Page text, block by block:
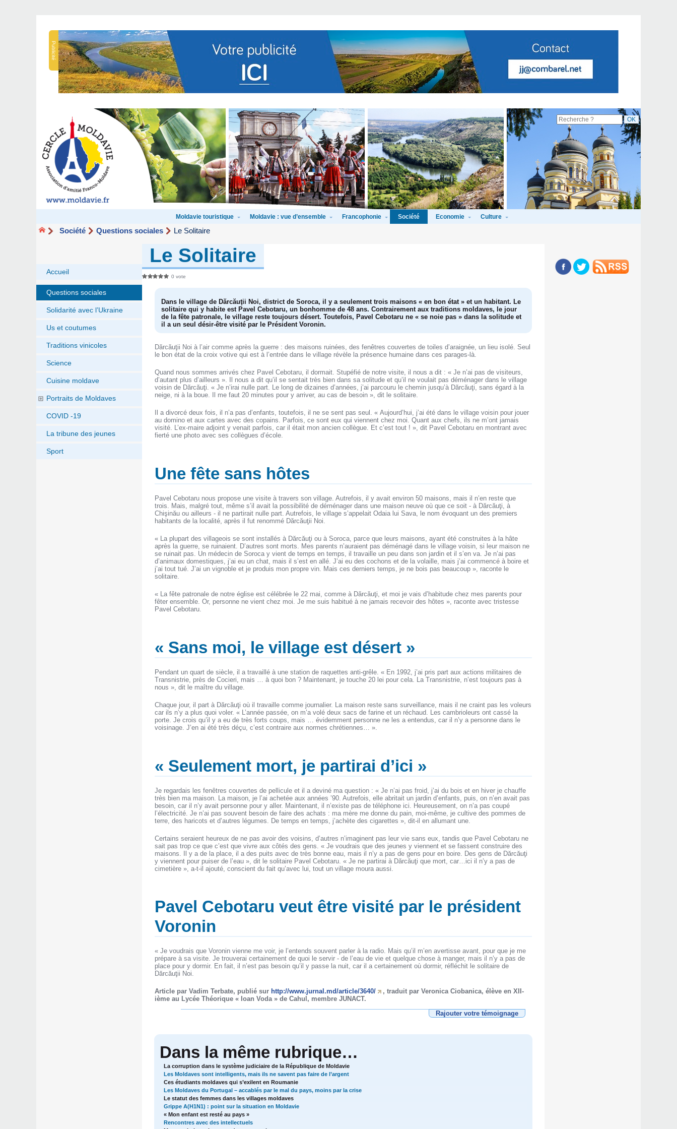
Publicité
Moldavie touristique Moldavie : vue d’ensemble Francophonie Société Economie Culture
Société Questions sociales Le Solitaire
Le Solitaire
0 vote
Dans le village de Dărcăuţii Noi, district de Soroca, il y a seulement trois maisons « en bon état » et un habitant. Le
solitaire qui y habite est Pavel Cebotaru, un bonhomme de 48 ans. Contrairement aux traditions moldaves, le jour
de la fête patronale, le village reste toujours désert. Toutefois, Pavel Cebotaru ne « se noie pas » dans la solitude et
il a un seul désir-être visité par le Président Voronin.
Dărcăuţii Noi à l’air comme après la guerre : des maisons ruinées, des fenêtres couvertes de toiles d’araignée, un lieu isolé. Seul
le bon état de la croix votive qui est à l’entrée dans le village révèle la présence humaine dans ces parages-là.
Quand nous sommes arrivés chez Pavel Cebotaru, il dormait. Stupéfié de notre visite, il nous a dit : « Je n’ai pas de visiteurs,
d’autant plus d’ailleurs ». Il nous a dit qu’il se sentait très bien dans sa solitude et qu’il ne voulait pas déménager dans le village
voisin de Dărcăuţi. « Je n’irai nulle part. Le long de dizaines d’années, j’ai parcouru le chemin jusqu’à Dărcăuţi, sans égard à la
neige, ni à la boue. Il me faut 20 minutes pour y arriver, au cas de besoin », dit le solitaire.
Il a divorcé deux fois, il n’a pas d’enfants, toutefois, il ne se sent pas seul. « Aujourd’hui, j’ai été dans le village voisin pour jouer
au domino et aux cartes avec des copains. Parfois, ce sont eux qui viennent chez moi. Quant aux chefs, ils ne m’ont jamais
visité. L’ex-maire adjoint y venait parfois, car il était mon ancien collègue. Et c’est tout ! », dit Pavel Cebotaru en montrant avec
fierté une photo avec ses collègues d’école.
Une fête sans hôtes
Pavel Cebotaru nous propose une visite à travers son village. Autrefois, il y avait environ 50 maisons, mais il n’en reste que
trois. Mais, malgré tout, même s’il avait la possibilité de déménager dans une maison neuve où que ce soit - à Dărcăuţi, à
Chişinău ou ailleurs - il ne partirait nulle part. Autrefois, le village s’appelait Odaia lui Sava, le nom évoquant un des premiers
habitants de la localité, après il fut renommé Dărcăuţii Noi.
« La plupart des villageois se sont installés à Dărcăuţi ou à Soroca, parce que leurs maisons, ayant été construites à la hâte
après la guerre, se ruinaient. D’autres sont morts. Mes parents n’auraient pas déménagé dans le village voisin, si leur maison ne
se ruinait pas. Un médecin de Soroca y vient de temps en temps, il travaille un peu dans son jardin et il s’en va. Je n’ai pas
d’animaux domestiques, j’ai eu un chat, mais il s’est en allé. J’ai eu des cochons et de la volaille, mais j’ai commencé à boire et
j’ai tout tué. J’ai un vignoble et je produis mon propre vin. Mais ces derniers temps, je ne bois pas beaucoup », raconte le
solitaire.
« La fête patronale de notre église est célébrée le 22 mai, comme à Dărcăuţi, et moi je vais d’habitude chez mes parents pour
fêter ensemble. Or, personne ne vient chez moi. Je me suis habitué à ne jamais recevoir des hôtes », raconte avec tristesse
Pavel Cebotaru.
« Sans moi, le village est désert »
Pendant un quart de siècle, il a travaillé à une station de raquettes anti-grêle. « En 1992, j’ai pris part aux actions militaires de
Transnistrie, près de Cocieri, mais … à quoi bon ? Maintenant, je touche 20 lei pour cela. La Transnistrie, n’est toujours pas à
nous », dit le maître du village.
Chaque jour, il part à Dărcăuţi où il travaille comme journalier. La maison reste sans surveillance, mais il ne craint pas les voleurs
car ils n’y a plus quoi voler. « L’année passée, on m’a volé deux sacs de farine et un réchaud. Les cambrioleurs ont cassé la
porte. Je crois qu’il y a eu de très forts coups, mais … évidemment personne ne les a entendus, car il n’y a personne dans le
voisinage. J’en ai été très déçu, c’est contraire aux normes chrétiennes… ».
« Seulement mort, je partirai d’ici »
Je regardais les fenêtres couvertes de pellicule et il a deviné ma question : « Je n’ai pas froid, j’ai du bois et en hiver je chauffe
très bien ma maison. La maison, je l’ai achetée aux années ’90. Autrefois, elle abritait un jardin d’enfants, puis, on n’en avait pas
besoin, car il n’y avait personne pour y aller. Maintenant, il n’existe pas de téléphone ici. Heureusement, on n’a pas coupé
l’électricité. Je n’ai pas souvent besoin de faire des achats : ma mère me donne du pain, moi-même, je cultive des pommes de
terre, des haricots et d’autres légumes. De temps en temps, j’achète des cigarettes », dit-il en allumant une.
Certains seraient heureux de ne pas avoir des voisins, d’autres n’imaginent pas leur vie sans eux, tandis que Pavel Cebotaru ne
sait pas trop ce que c’est que vivre aux côtés des gens. « Je voudrais que des jeunes y viennent et se fassent construire des
maisons. Il y a de la place, il a des puits avec de très bonne eau, mais il n’y a pas de gens pour en boire. Des gens de Dărcăuţi
y viennent pour puiser de l’eau », dit le solitaire Pavel Cebotaru. « Je ne partirai à Dărcăuţi que mort, car…ici il n’y a pas de
cimetière », a-t-il ajouté, conscient du fait qu’avec lui, tout un village moura aussi.
Pavel Cebotaru veut être visité par le président
Voronin
« Je voudrais que Voronin vienne me voir, je l’entends souvent parler à la radio. Mais qu’il m’en avertisse avant, pour que je me
prépare à sa visite. Je trouverai certainement de quoi le servir - de l’eau de vie et quelque chose à manger, mais il n’y a pas de
place pour y dormir. En fait, il n’est pas besoin qu’il y passe la nuit, car il a certainement où dormir, réfléchit le solitaire de
Dărcăuţii Noi.
Article par Vadim Terbate, publié sur http://www.jurnal.md/article/3640/
, traduit par Veronica Ciobanica, élève en XII-
ième au Lycée Théorique « Ioan Voda » de Cahul, membre JUNACT.
Rajouter votre témoignage
Dans la même rubrique…
La corruption dans le système judiciaire de la République de Moldavie
Les Moldaves sont intelligents, mais ils ne savent pas faire de l’argent
Ces étudiants moldaves qui s’exilent en Roumanie
Les Moldaves du Portugal – accablés par le mal du pays, moins par la crise
Le statut des femmes dans les villages moldaves
Grippe A(H1N1) : point sur la situation en Moldavie
« Mon enfant est resté au pays »
Rencontres avec des intellectuels
Accueil
Questions sociales
Solidarité avec l’Ukraine
Us et coutumes
Traditions vinicoles
Science
Cuisine moldave
Portraits de Moldaves
COVID -19
La tribune des jeunes
Sport